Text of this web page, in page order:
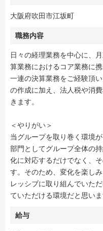
大阪府吹田市江坂町
職務内容
日々の経理業務を中心に、
算業務におけるコア業務に携
一連の決算業務をご経験頂
の作成に加え、法人税や消
きます。
＜やりがい＞
当グループを取り巻く環境
部門としてグループ全体の
化に対応するだけでなく、
す。そのため、変化を楽し
レッシブに取り組んでいた
ていただける環境だと思いま
給与